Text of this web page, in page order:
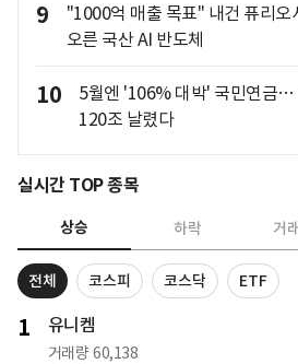
9
"1000억 매출 목표" 내건 퓨리
오른 국산 AI 반도체
10
5월엔 '106% 대박' 국민연금…
120조 날렸다
실시간 TOP 종목
상승 하락 거
전체 코스피 코스닥 ETF
1 유니켐
거래량 60,138